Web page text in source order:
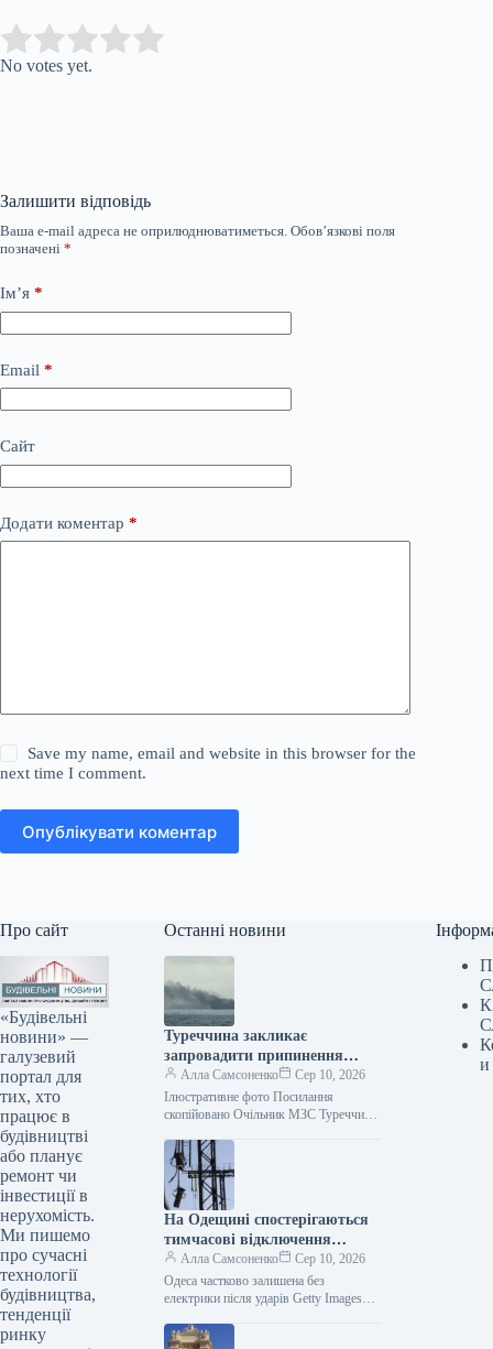
Rate this item:
No votes yet.
Залишити відповідь
Ваша e-mail адреса не оприлюднюватиметься. Обов’язкові поля
позначені *
Ім’я *
Email *
Сайт
Додати коментар *
Save my name, email and website in this browser for the
next time I comment.
Опублікувати коментар
Про сайт
«Будівельні
новини» —
галузевий
портал для
тих, хто
працює в
будівництві
або планує
ремонт чи
інвестиції в
нерухомість.
Ми пишемо
про сучасні
технології
будівництва,
тенденції
ринку
Останні новини
Туреччина закликає
запровадити припинення
вогню щодо суден у Чорному
морі.
Алла Самсоненко
Сер 10, 2026
Ілюстративне фото Посилання
скопійовано Очільник МЗС Туреччини
висунула заклик до України та Росії
щодо встановлення…
На Одещині спостерігаються
тимчасові відключення
електроенергії через одну з
найсерйозніших атак,
здійснених РФ.
Алла Самсоненко
Сер 10, 2026
Одеса частково залишена без
електрики після ударів Getty Images
один із наймасовіших нападів на
и